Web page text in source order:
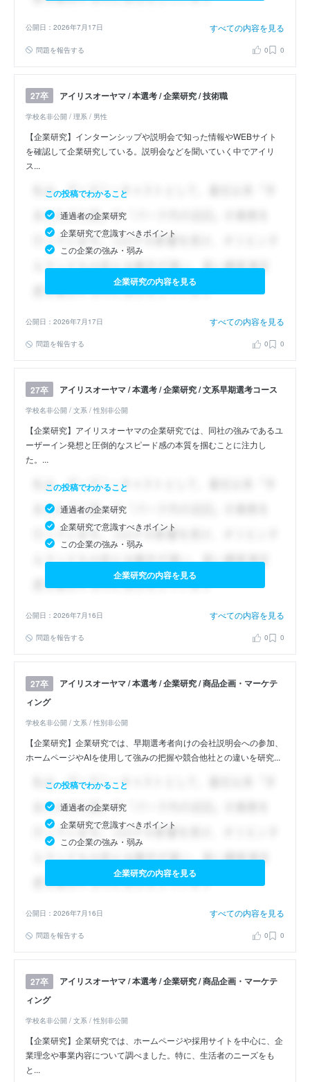
公開日：2026年7月17日 すべての内容を見る
問題を報告する 0 0
27卒 アイリスオーヤマ / 本選考 / 企業研究 / 技術職
学校名非公開 / 理系 / 男性
【企業研究】インターンシップや説明会で知った情報やWEBサイト
を確認して企業研究している。説明会などを聞いていく中でアイリ
ス...
この投稿でわかること
通過者の企業研究
企業研究で意識すべきポイント
この企業の強み・弱み
企業研究の内容を見る
公開日：2026年7月17日 すべての内容を見る
問題を報告する 0 0
27卒 アイリスオーヤマ / 本選考 / 企業研究 / 文系早期選考コース
学校名非公開 / 文系 / 性別非公開
【企業研究】アイリスオーヤマの企業研究では、同社の強みであるユ
ーザーイン発想と圧倒的なスピード感の本質を掴むことに注力し
た。...
この投稿でわかること
通過者の企業研究
企業研究で意識すべきポイント
この企業の強み・弱み
企業研究の内容を見る
公開日：2026年7月16日 すべての内容を見る
問題を報告する 0 0
27卒
アイリスオーヤマ / 本選考 / 企業研究 / 商品企画・マーケテ
ィング
学校名非公開 / 文系 / 性別非公開
【企業研究】企業研究では、早期選考者向けの会社説明会への参加、
ホームページやAIを使用して強みの把握や競合他社との違いを研究...
この投稿でわかること
通過者の企業研究
企業研究で意識すべきポイント
この企業の強み・弱み
企業研究の内容を見る
公開日：2026年7月16日 すべての内容を見る
問題を報告する 0 0
27卒
アイリスオーヤマ / 本選考 / 企業研究 / 商品企画・マーケテ
ィング
学校名非公開 / 文系 / 性別非公開
【企業研究】企業研究では、ホームページや採用サイトを中心に、企
業理念や事業内容について調べました。特に、生活者のニーズをも
と...